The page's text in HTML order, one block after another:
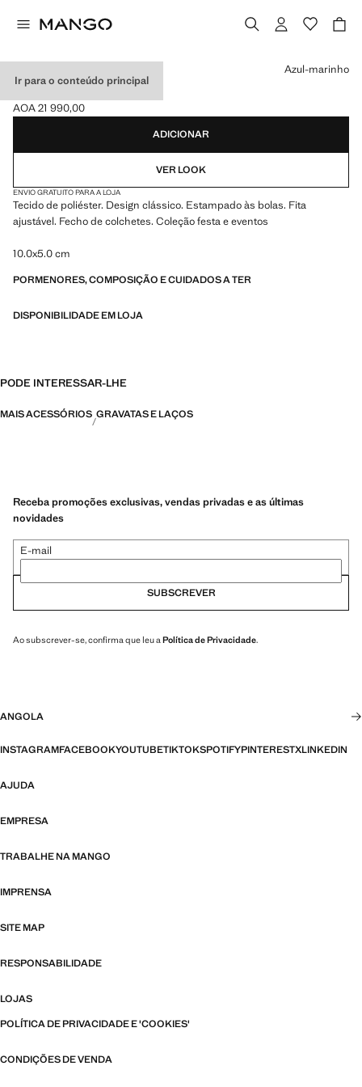
Ir para o conteúdo principal
LAÇO ÀS BOLAS
Preço atual [AOA 21 990,00 ]
AOA 21 990,00
Selecione uma cor
Azul-marinho
ADICIONAR
VER LOOK
ENVIO GRATUITO PARA A LOJA
Tecido de poliéster. Design clássico. Estampado às bolas. Fita
ajustável. Fecho de colchetes. Coleção festa e eventos
10.0x5.0 cm
PORMENORES, COMPOSIÇÃO E CUIDADOS A TER
DISPONIBILIDADE EM LOJA
PODE INTERESSAR-LHE
MAIS ACESSÓRIOS GRAVATAS E LAÇOS
Receba promoções exclusivas, vendas privadas e as últimas
novidades
E-mail
SUBSCREVER
Ao subscrever-se, confirma que leu a Política de Privacidade.
ANGOLA
INSTAGRAMFACEBOOKYOUTUBETIKTOKSPOTIFYPINTERESTXLINKEDIN
AJUDA
EMPRESA
TRABALHE NA MANGO
IMPRENSA
SITE MAP
RESPONSABILIDADE
LOJAS
POLÍTICA DE PRIVACIDADE E 'COOKIES'
CONDIÇÕES DE VENDA